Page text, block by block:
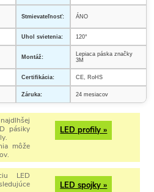
Stmievateľnosť: ÁNO
Uhol svietenia: 120°
Montáž:
Lepiaca páska značky
3M
Certifikácia: CE, RoHS
Záruka: 24 mesiacov
pásiky
môže
LED profily »
LED
LED spojky »